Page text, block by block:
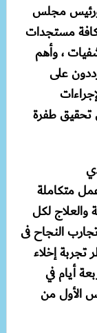
ورئيس مجلس
كافة مستجدات
، وأهم
على
تحقيق طفرة
متكاملة
والعلاج لكل
النجاح فى
تجربة إخلاء
أيام في
الخميس الأول من